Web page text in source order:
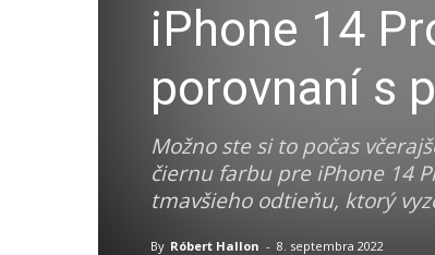
iPhone 14
porovnaní s
Možno ste si to počas
čiernu farbu pre iPhone 14
tmavšieho odtieňu, ktorý
By Róbert Hallon - 8. septembra 2022